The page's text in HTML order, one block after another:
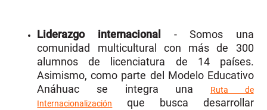
Liderazgo internacional - Somos una
comunidad multicultural con más de 300
alumnos de licenciatura de 14 países.
Asimismo, como parte del Modelo Educativo
Anáhuac se integra una
Ruta de
Internacionalización
que busca desarrollar